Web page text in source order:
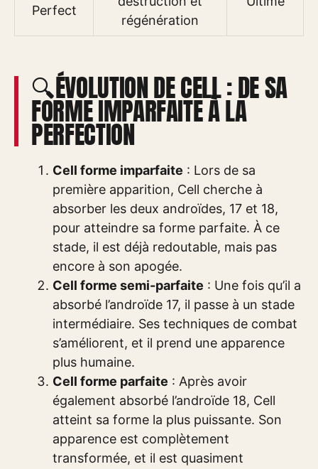
Perfect
régénération
🔍ÉVOLUTION DE CELL : DE SA
FORME IMPARFAITE À LA
PERFECTION
Cell forme imparfaite : Lors de sa
première apparition, Cell cherche à
absorber les deux androïdes, 17 et 18,
pour atteindre sa forme parfaite. À ce
stade, il est déjà redoutable, mais pas
encore à son apogée.
Cell forme semi-parfaite : Une fois qu’il a
absorbé l’androïde 17, il passe à un stade
intermédiaire. Ses techniques de combat
s’améliorent, et il prend une apparence
plus humaine.
Cell forme parfaite : Après avoir
également absorbé l’androïde 18, Cell
atteint sa forme la plus puissante. Son
apparence est complètement
transformée, et il est quasiment